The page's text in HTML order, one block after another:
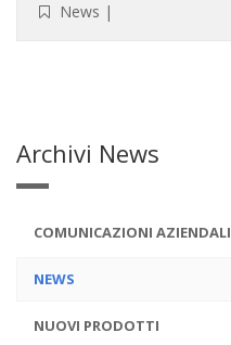
News |
Archivi News
COMUNICAZIONI AZIENDALI
NEWS
NUOVI PRODOTTI